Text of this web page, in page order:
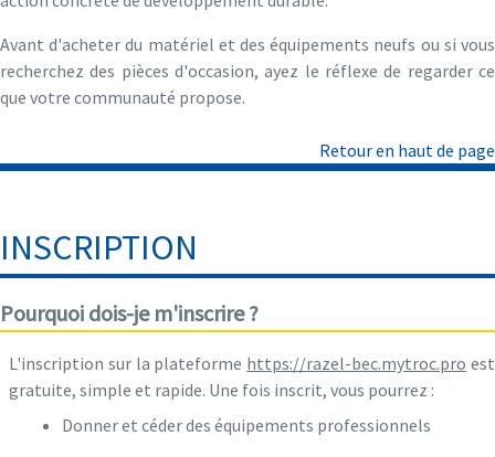
La Charte du donneur
Les annonces de don ou de cession
Le contact avec le preneur
Avant d'acheter du matériel et des équipements neufs ou si vous
recherchez des pièces d'occasion, ayez le réflexe de regarder ce
que votre communauté propose.
Retour en haut de page
INSCRIPTION
Pourquoi dois-je m'inscrire ?
L'inscription sur la plateforme https://razel-bec.mytroc.pro est
gratuite, simple et rapide. Une fois inscrit, vous pourrez :
Donner et céder des équipements professionnels